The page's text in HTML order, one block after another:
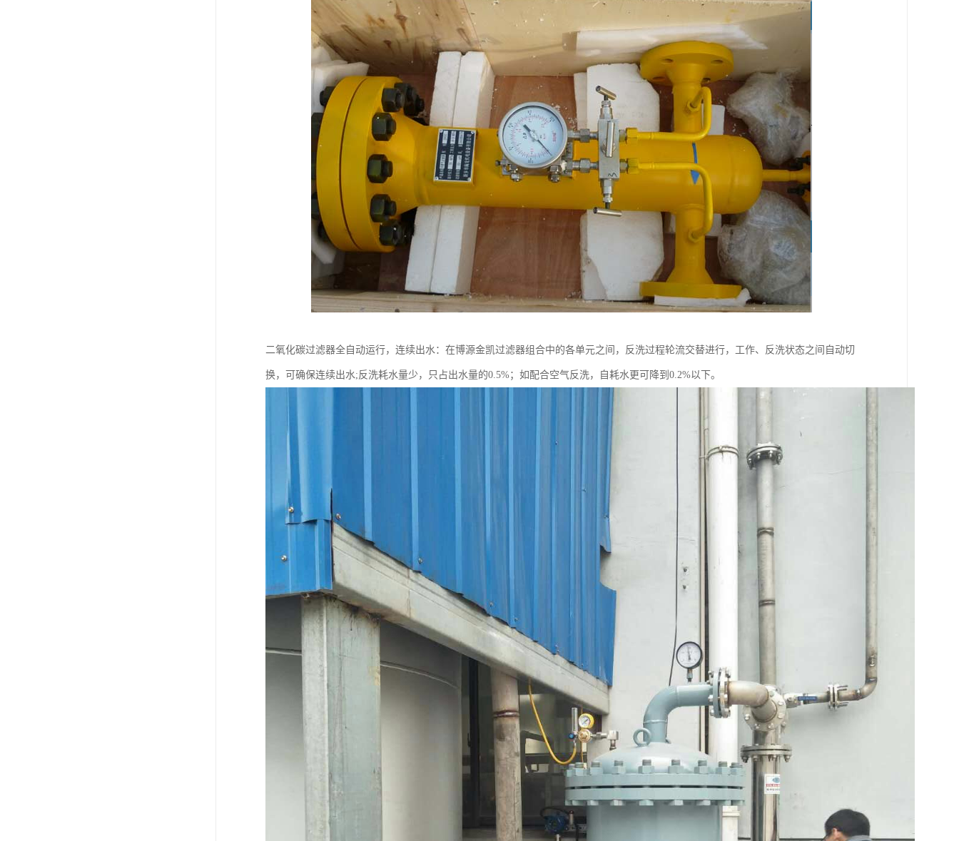
二氧化碳过滤器全自动运行，连续出水：在博源金凯过滤器组合中的各单元之间，反洗过程轮流交替进行，工作、反洗状态之间自动切
换，可确保连续出水;反洗耗水量少，只占出水量的0.5%；如配合空气反洗，自耗水更可降到0.2%以下。